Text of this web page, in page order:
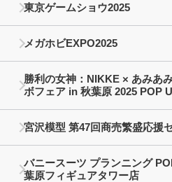
東京ゲームショウ2025
メガホビEXPO2025
勝利の女神：NIKKE × あみあ
ボフェア in 秋葉原 2025 POP
宮沢模型 第47回商売繁盛応援
バニースーツ プランニング
葉原フィギュアタワー店